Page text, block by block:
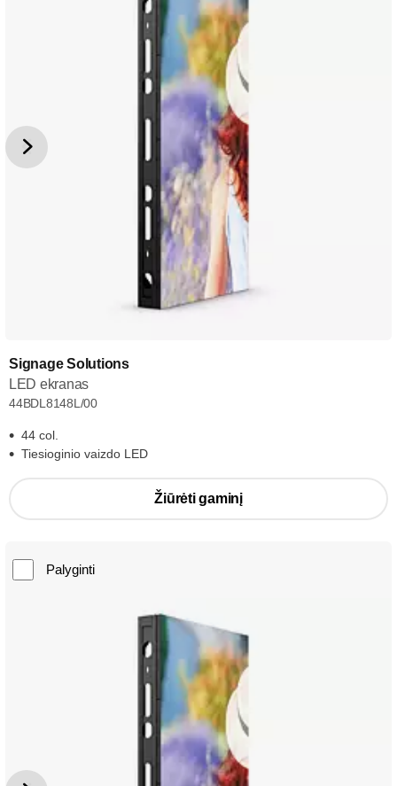
Signage Solutions
LED ekranas
44BDL8148L/00
44 col.
Tiesioginio vaizdo LED
Žiūrėti gaminį
Palyginti